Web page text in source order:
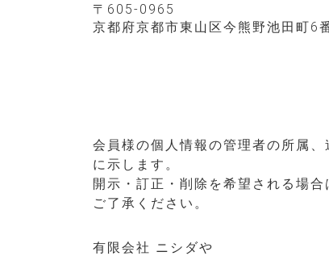
605-0965
京都府京都市東山区今熊野池田町6
会員様の個人情報の管理者の所属
に示します。
開示・訂正・削除を希望される場
ご了承ください。
有限会社 ニシダや